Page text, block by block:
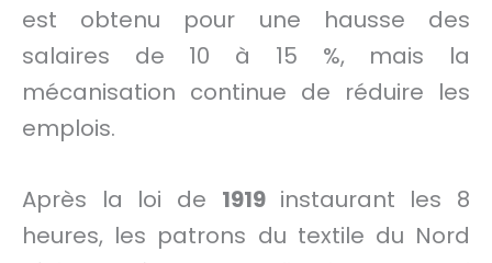
est obtenu pour une hausse des
salaires de 10 à 15 %, mais la
mécanisation continue de réduire les
emplois.
Après la loi de 1919 instaurant les 8
heures, les patrons du textile du Nord